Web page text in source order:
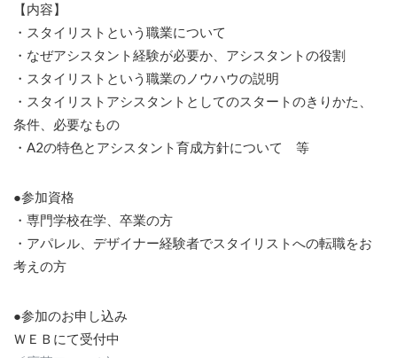
【内容】
・スタイリストという職業について
・なぜアシスタント経験が必要か、アシスタントの役割
・スタイリストという職業のノウハウの説明
・スタイリストアシスタントとしてのスタートのきりかた、
条件、必要なもの
・A2の特色とアシスタント育成方針について 等
●参加資格
・専門学校在学、卒業の方
・アパレル、デザイナー経験者でスタイリストへの転職をお
考えの方
●参加のお申し込み
ＷＥＢにて受付中